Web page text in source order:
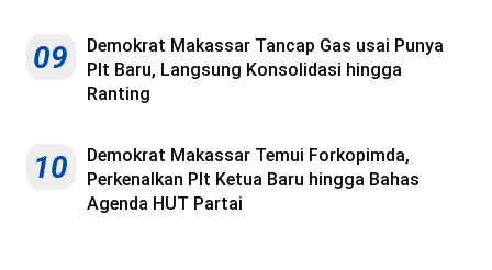
09
Demokrat Makassar Tancap Gas usai Punya
Plt Baru, Langsung Konsolidasi hingga
Ranting
10
Demokrat Makassar Temui Forkopimda,
Perkenalkan Plt Ketua Baru hingga Bahas
Agenda HUT Partai